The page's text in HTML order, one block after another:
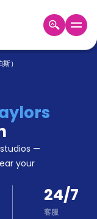
）
—
your
24/7
客服